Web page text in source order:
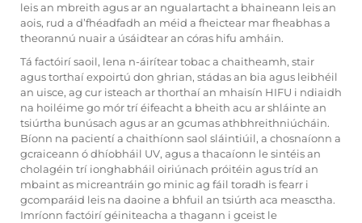
leis an mbreith agus ar an ngualartacht a bhaineann leis an
aois, rud a d’fhéadfadh an méid a fheictear mar fheabhas a
theorannú nuair a úsáidtear an córas hifu amháin.
Tá factóirí saoil, lena n-áirítear tobac a chaitheamh, stair
agus torthaí expoirtú don ghrian, stádas an bia agus leibhéil
an uisce, ag cur isteach ar thorthaí an mhaisín HIFU i ndiaidh
na hoiléime go mór trí éifeacht a bheith acu ar shláinte an
tsiúrtha bunúsach agus ar an gcumas athbhreithniúcháin.
Bíonn na pacientí a chaithíonn saol sláintiúil, a chosnaíonn a
gcraiceann ó dhíobháil UV, agus a thacaíonn le sintéis an
cholagéin trí ionghabháil oiriúnach próitéin agus tríd an
mbaint as micreantráin go minic ag fáil toradh is fearr i
gcomparáid leis na daoine a bhfuil an tsiúrth aca measctha.
Imríonn factóirí géiniteacha a thagann i gceist le